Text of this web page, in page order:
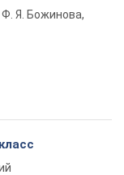
Ф. Я. Божинова,